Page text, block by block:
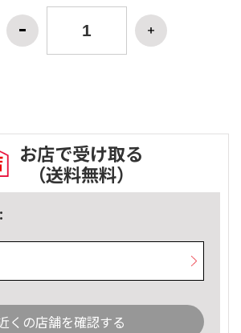
お店で受け取る
（送料無料）
くの店舗を確認する